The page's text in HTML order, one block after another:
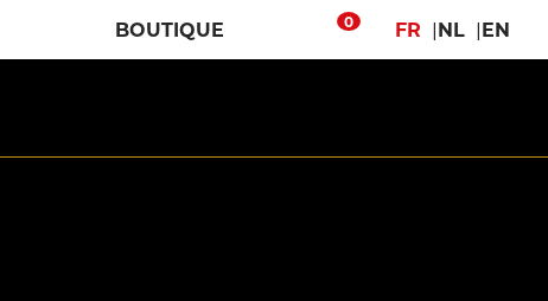
BOUTIQUE 0 FR NL EN